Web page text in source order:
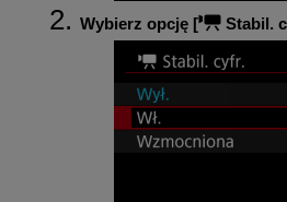
Wybierz opcję [ Stabil.